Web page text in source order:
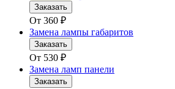
Заказать
От 360 ₽
Замена лампы габаритов
Заказать
От 530 ₽
Замена ламп панели
Заказать